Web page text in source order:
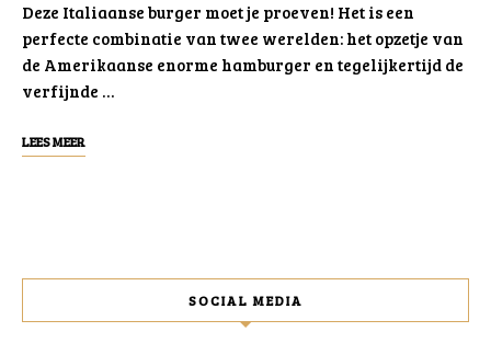
Deze Italiaanse burger moet je proeven! Het is een
perfecte combinatie van twee werelden: het opzetje van
de Amerikaanse enorme hamburger en tegelijkertijd de
verfijnde …
LEES MEER
SOCIAL MEDIA